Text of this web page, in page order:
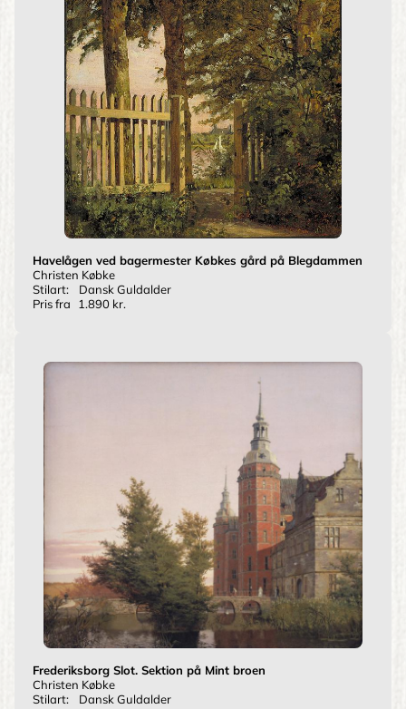
Havelågen ved bagermester Købkes gård på Blegdammen
Christen Købke
Stilart:
Dansk Guldalder
Pris fra
1.890 kr.
Frederiksborg Slot. Sektion på Mint broen
Christen Købke
Stilart:
Dansk Guldalder